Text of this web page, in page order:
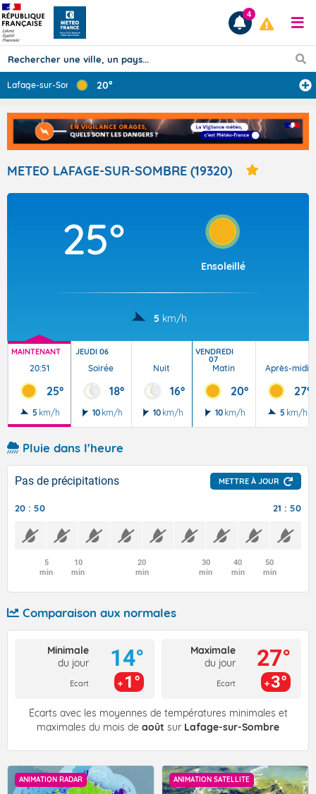
Prévisions
TOUS LES RÉSULTATS
Articles
4
Lafage-sur-Somb... 20°
METEO LAFAGE-SUR-SOMBRE (19320)
25°
Ensoleillé
5 km/h
MAINTENANT
20:51
25°
5 km/h
JEUDI 06
Soirée
18°
10 km/h
Nuit
16°
10 km/h
VENDREDI
07
Matin
20°
10 km/h
Après-midi
27°
5 km/h
Pluie dans l'heure
Pas de précipitations METTRE À JOUR
20 : 50 21 : 50
5
min
10
min
20
min
30
min
40
min
50
min
Comparaison aux normales
Minimale
du jour
Ecart
14°
1°
Maximale
du jour
Ecart
27°
3°
Écarts avec les moyennes de températures minimales et
maximales du mois de août sur Lafage-sur-Sombre
ANIMATION RADAR ANIMATION SATELLITE